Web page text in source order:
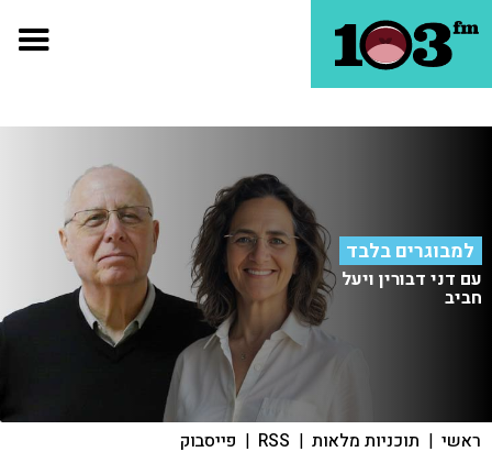
למבוגרים בלבד
עם דני דבורין ויעל
חביב
ראשי | תוכניות מלאות |
RSS
| פייסבוק